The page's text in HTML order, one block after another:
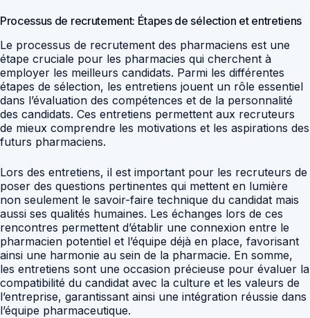
Processus de recrutement: Étapes de sélection et entretiens
Le processus de recrutement des pharmaciens est une
étape cruciale pour les pharmacies qui cherchent à
employer les meilleurs candidats. Parmi les différentes
étapes de sélection, les entretiens jouent un rôle essentiel
dans l’évaluation des compétences et de la personnalité
des candidats. Ces entretiens permettent aux recruteurs
de mieux comprendre les motivations et les aspirations des
futurs pharmaciens.
Lors des entretiens, il est important pour les recruteurs de
poser des questions pertinentes qui mettent en lumière
non seulement le savoir-faire technique du candidat mais
aussi ses qualités humaines. Les échanges lors de ces
rencontres permettent d’établir une connexion entre le
pharmacien potentiel et l’équipe déjà en place, favorisant
ainsi une harmonie au sein de la pharmacie. En somme,
les entretiens sont une occasion précieuse pour évaluer la
compatibilité du candidat avec la culture et les valeurs de
l’entreprise, garantissant ainsi une intégration réussie dans
l’équipe pharmaceutique.